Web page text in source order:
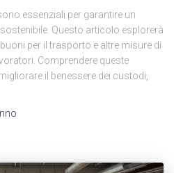
essenziali per garantire un
Questo articolo esplorerà
per il trasporto e altre misure di
Comprendere queste
il benessere dei custodi,